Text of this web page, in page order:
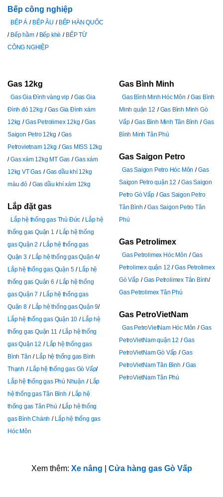
Bếp công nghiệp
BẾP Á BẾP ÂU
BẾP HÀN QUỐC
Bếp hầm
Bếp khè
BẾP TỪ
CÔNG NGHIỆP
Gas 12kg
Gas Gia Đình vàng vip
Gas Gia
Đình đỏ 12kg
Gas Gia Đình xám
12kg
Gas Petrolimex 12kg
Gas
Saigon Petro 12kg
Gas
Petrovietnam 12kg
Gas MISS 12kg
Gas xám 12kg MT Gas
Gas xám
12kg VT Gas
Gas dầu khí 12kg
màu đỏ
Gas dầu khí xám 12kg
Lắp đặt gas
Lắp hệ thống gas Thủ Đức
Lắp hệ
thống gas Quận 1
Lắp hệ thống
gas Quận 2
Lắp hệ thống gas
Quận 3
Lắp hệ thống gas Quận 4
Lắp hệ thống gas Quận 5
Lắp hệ
thống gas Quận 6
Lắp hệ thống
gas Quận 7
Lắp hệ thống gas
Quận 8
Lắp hệ thống gas Quận 9
Lắp hệ thống gas Quận 10
Lắp hệ
thống gas Quận 11
Lắp hệ thống
gas Quận 12
Lắp hệ thống gas
Bình Tân
Lắp hệ thống gas Bình
Thạnh
Lắp hệ thống gas Gò Vấp
Lắp hệ thống gas Phú Nhuận
Lắp
hệ thống gas Tân Bình
Lắp hệ
thống gas Tân Phú
Lắp hệ thống
gas Bình Chánh
Lắp hệ thống gas
Hóc Môn
Gas Bình Minh
Gas Bình Minh Hóc Môn
Gas Bình
Minh quận 12
Gas Bình Minh Gò
Vấp
Gas Bình Minh Tân Bình
Gas
Bình Minh Tân Phú
Gas Saigon Petro
Gas Saigon Petro Hóc Môn
Gas
Saigon Petro quận 12
Gas Saigon
Petro Gò Vấp
Gas Saigon Petro
Tân Bình
Gas Saigon Petro Tân
Phú
Gas Petrolimex
Gas Petrolimex Hóc Môn
Gas
Petrolimex quận 12
Gas Petrolimex
Gò Vấp
Gas Petrolimex Tân Bình
Gas Petrolimex Tân Phú
Gas PetroVietNam
Gas PetroVietNam Hóc Môn
Gas
PetroVietNam quận 12
Gas
PetroVietNam Gò Vấp
Gas
PetroVietNam Tân Bình
Gas
PetroVietNam Tân Phú
Xem thêm: Xe nâng Cửa hàng gas Gò Vấp